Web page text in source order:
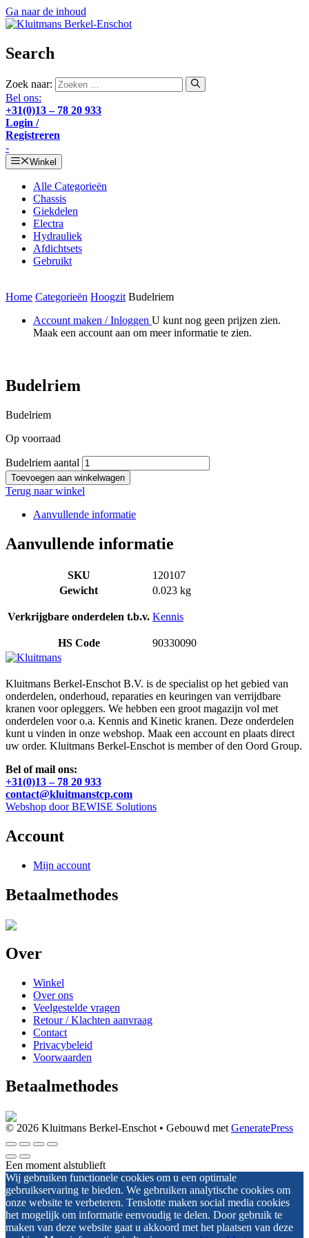
Ga naar de inhoud
Search
Zoek naar:
Bel ons:
+31(0)13 – 78 20 933
Login /
Registreren
-
Winkel
Alle Categorieën
Chassis
Giekdelen
Electra
Hydrauliek
Afdichtsets
Gebruikt
Home Categorieën Hoogzit Budelriem
Account maken / Inloggen U kunt nog geen prijzen zien.
Maak een account aan om meer informatie te zien.
Budelriem
Budelriem
Op voorraad
Budelriem aantal
Toevoegen aan winkelwagen
Terug naar winkel
Aanvullende informatie
Aanvullende informatie
SKU
120107
Gewicht
0.023 kg
Verkrijgbare onderdelen t.b.v. Kennis
HS Code 90330090
Kluitmans Berkel-Enschot B.V. is de specialist op het gebied van
onderdelen, onderhoud, reparaties en keuringen van verrijdbare
kranen voor opleggers. We hebben een groot magazijn vol met
onderdelen voor o.a. Kennis and Kinetic kranen. Deze onderdelen
kunt u vinden in onze webshop. Maak een account en plaats direct
uw order. Kluitmans Berkel-Enschot is member of den Oord Group.
Bel of mail ons:
+31(0)13 – 78 20 933
contact@kluitmanstcp.com
Webshop door BEWISE Solutions
Account
Mijn account
Betaalmethodes
Over
Winkel
Over ons
Veelgestelde vragen
Retour / Klachten aanvraag
Contact
Privacybeleid
Voorwaarden
Betaalmethodes
© 2026 Kluitmans Berkel-Enschot • Gebouwd met GeneratePress
Een moment alstublieft
Wij gebruiken functionele cookies om u een optimale
gebruikservaring te bieden. We gebruiken analytische cookies om
onze website te verbeteren. Tenslotte maken social media cookies
het mogelijk om informatie eenvoudig te delen. Door gebruik te
maken van deze website gaat u akkoord met het plaatsen van deze